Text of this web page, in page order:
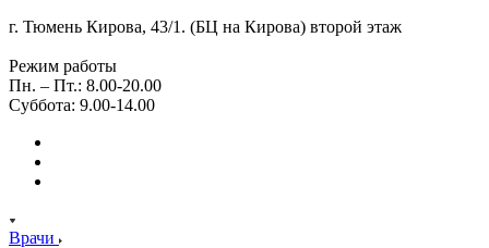
г. Тюмень Кирова, 43/1. (БЦ на Кирова) второй этаж
Режим работы
Пн. – Пт.: 8.00-20.00
Суббота: 9.00-14.00
Врачи